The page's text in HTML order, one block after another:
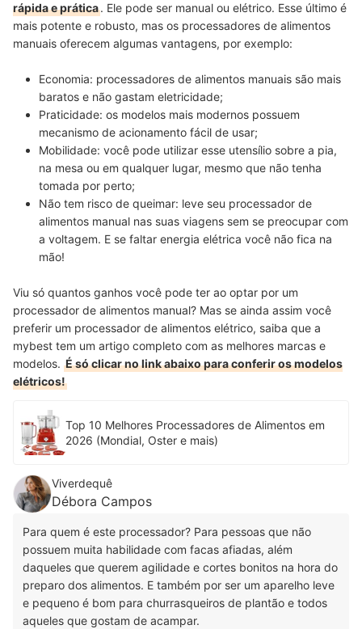
rápida e prática. Ele pode ser manual ou elétrico. Esse último é
mais potente e robusto, mas os processadores de alimentos
manuais oferecem algumas vantagens, por exemplo:
Economia: processadores de alimentos manuais são mais
baratos e não gastam eletricidade;
Praticidade: os modelos mais modernos possuem
mecanismo de acionamento fácil de usar;
Mobilidade: você pode utilizar esse utensílio sobre a pia,
na mesa ou em qualquer lugar, mesmo que não tenha
tomada por perto;
Não tem risco de queimar: leve seu processador de
alimentos manual nas suas viagens sem se preocupar com
a voltagem. E se faltar energia elétrica você não fica na
mão!
Viu só quantos ganhos você pode ter ao optar por um
processador de alimentos manual? Mas se ainda assim você
preferir um processador de alimentos elétrico, saiba que a
mybest tem um artigo completo com as melhores marcas e
modelos. É só clicar no link abaixo para conferir os modelos
elétricos!
Top 10 Melhores Processadores de Alimentos em
2026 (Mondial, Oster e mais)
Viverdequê
Débora Campos
Para quem é este processador? Para pessoas que não
possuem muita habilidade com facas afiadas, além
daqueles que querem agilidade e cortes bonitos na hora do
preparo dos alimentos. E também por ser um aparelho leve
e pequeno é bom para churrasqueiros de plantão e todos
aqueles que gostam de acampar.